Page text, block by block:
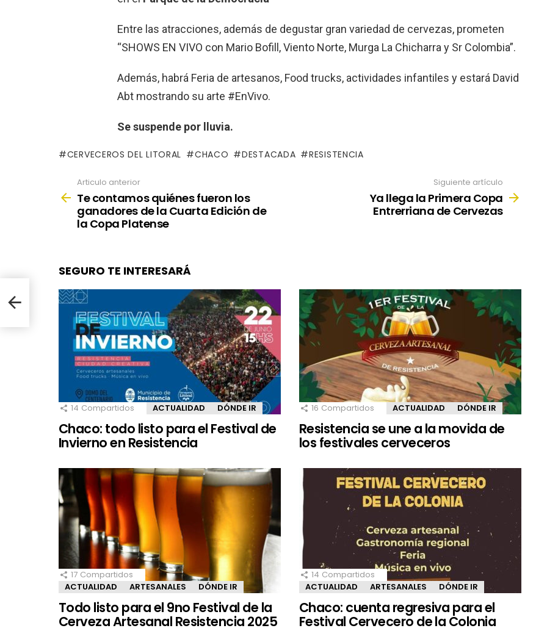
Entre las atracciones, además de degustar gran variedad de cervezas, prometen
“SHOWS EN VIVO con Mario Bofill, Viento Norte, Murga La Chicharra y Sr Colombia”.
Además, habrá Feria de artesanos, Food trucks, actividades infantiles y estará David
Abt mostrando su arte #EnVivo.
Se suspende por lluvia.
CERVECEROS DEL LITORAL CHACO DESTACADA RESISTENCIA
more
Articulo anterior
Te contamos quiénes fueron los
ganadores de la Cuarta Edición de
la Copa Platense
Siguiente artículo
Ya llega la Primera Copa
Entrerriana de Cervezas
SEGURO TE INTERESARÁ
14 Compartidos ACTUALIDAD DÓNDE IR
Chaco: todo listo para el Festival de
Invierno en Resistencia
16 Compartidos ACTUALIDAD DÓNDE IR
Resistencia se une a la movida de
los festivales cerveceros
17 Compartidos
ACTUALIDAD
ARTESANALES DÓNDE IR
Todo listo para el 9no Festival de la
Cerveza Artesanal Resistencia 2025
14 Compartidos
ACTUALIDAD
ARTESANALES DÓNDE IR
Chaco: cuenta regresiva para el
Festival Cervecero de la Colonia
la